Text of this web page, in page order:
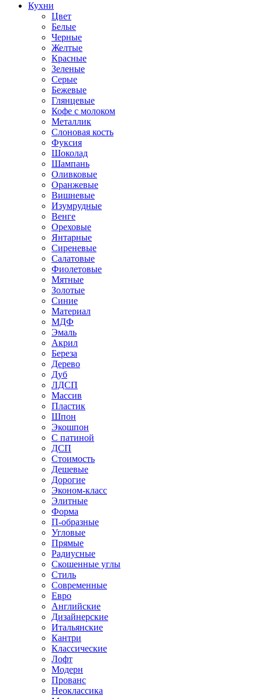
Кухни
Цвет
Белые
Черные
Желтые
Красные
Зеленые
Серые
Бежевые
Глянцевые
Кофе с молоком
Металлик
Слоновая кость
Фуксия
Шоколад
Шампань
Оливковые
Оранжевые
Вишневые
Изумрудные
Венге
Ореховые
Янтарные
Сиреневые
Салатовые
Фиолетовые
Мятные
Золотые
Синие
Материал
МДФ
Эмаль
Акрил
Береза
Дерево
Дуб
ЛДСП
Массив
Пластик
Шпон
Экошпон
С патиной
ДСП
Стоимость
Дешевые
Дорогие
Эконом-класс
Элитные
Форма
П-образные
Угловые
Прямые
Радиусные
Скошенные углы
Стиль
Современные
Евро
Английские
Дизайнерские
Итальянские
Кантри
Классические
Лофт
Модерн
Прованс
Неоклассика